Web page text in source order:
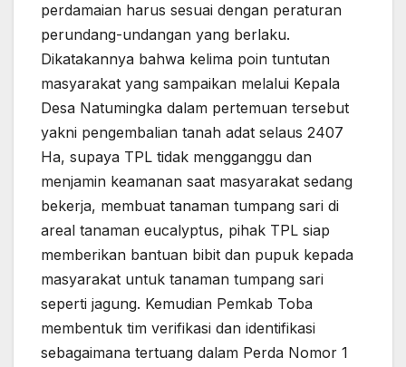
perdamaian harus sesuai dengan peraturan
perundang-undangan yang berlaku.
Dikatakannya bahwa kelima poin tuntutan
masyarakat yang sampaikan melalui Kepala
Desa Natumingka dalam pertemuan tersebut
yakni pengembalian tanah adat selaus 2407
Ha, supaya TPL tidak mengganggu dan
menjamin keamanan saat masyarakat sedang
bekerja, membuat tanaman tumpang sari di
areal tanaman eucalyptus, pihak TPL siap
memberikan bantuan bibit dan pupuk kepada
masyarakat untuk tanaman tumpang sari
seperti jagung. Kemudian Pemkab Toba
membentuk tim verifikasi dan identifikasi
sebagaimana tertuang dalam Perda Nomor 1